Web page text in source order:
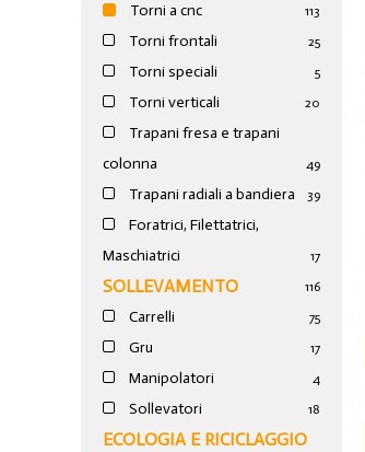
Torni a cnc 113
Torni frontali 25
Torni speciali 5
Torni verticali 20
Trapani fresa e trapani
colonna
49
Trapani radiali a bandiera 39
Foratrici, Filettatrici,
Maschiatrici
17
SOLLEVAMENTO 116
Carrelli 75
Gru 17
Manipolatori 4
Sollevatori 18
ECOLOGIA E RICICLAGGIO